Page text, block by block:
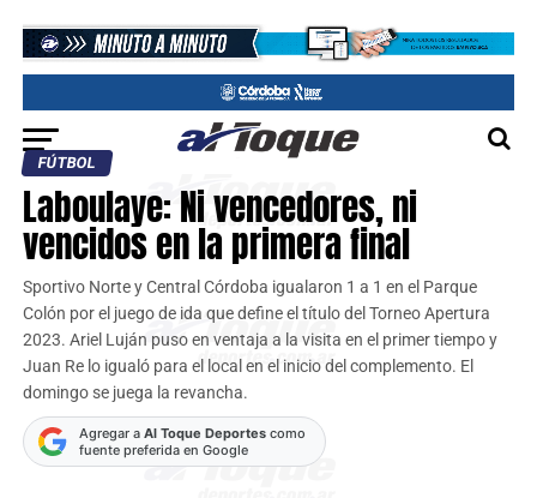
FÚTBOL
Laboulaye: Ni vencedores, ni
vencidos en la primera final
Sportivo Norte y Central Córdoba igualaron 1 a 1 en el Parque
Colón por el juego de ida que define el título del Torneo Apertura
2023. Ariel Luján puso en ventaja a la visita en el primer tiempo y
Juan Re lo igualó para el local en el inicio del complemento. El
domingo se juega la revancha.
Agregar a Al Toque Deportescomo
fuente preferida en Google